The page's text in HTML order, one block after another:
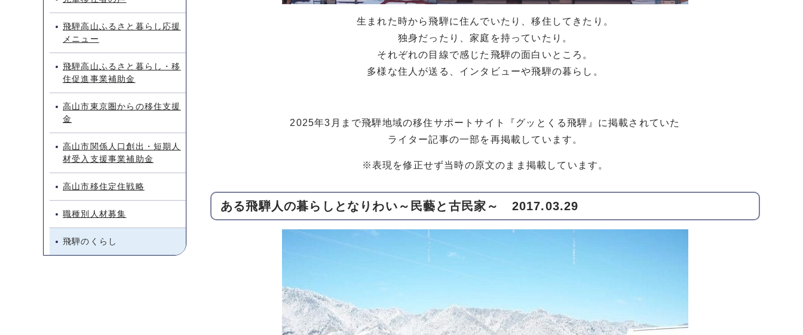
生まれた時から飛騨に住んでいたり、移住してきたり。
独身だったり、家庭を持っていたり。
それぞれの目線で感じた飛騨の面白いところ。
多様な住人が送る、インタビューや飛騨の暮らし。
2025年3月まで飛騨地域の移住サポートサイト『グッとくる飛騨』に掲載されていた
ライター記事の一部を再掲載しています。
※表現を修正せず当時の原文のまま掲載しています。
ある飛騨人の暮らしとなりわい～民藝と古民家～ 2017.03.29
飛騨高山ふるさと暮らし応援
メニュー
飛騨高山ふるさと暮らし・移
住促進事業補助金
高山市東京圏からの移住支援
金
高山市関係人口創出・短期人
材受入支援事業補助金
高山市移住定住戦略
職種別人材募集
飛騨のくらし